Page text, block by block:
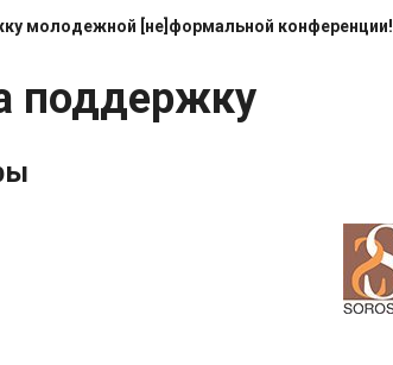
молодежной [не]формальной конференции!
поддержку